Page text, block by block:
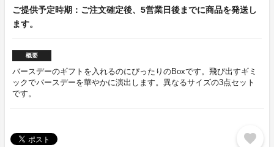
ご提供予定時期：ご注文確定後、5営業日後までに商品を発送し
ます。
概要
バースデーのギフトを入れるのにぴったりのBoxです。飛び出すギミ
ックでバースデーを華やかに演出します。異なるサイズの3点セット
です。
favorite